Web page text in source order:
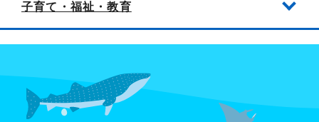
子育て・福祉・教育